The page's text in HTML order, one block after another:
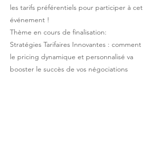
les tarifs préférentiels pour participer à cet
événement !
Thème en cours de finalisation:
Stratégies Tarifaires Innovantes : comment
le pricing dynamique et personnalisé va
booster le succès de vos négociations